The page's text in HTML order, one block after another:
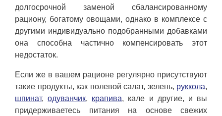
долгосрочной заменой сбалансированному
рациону, богатому овощами, однако в комплексе с
другими индивидуально подобранными добавками
она способна частично компенсировать этот
недостаток.
Если же в вашем рационе регулярно присутствуют
такие продукты, как полевой салат, зелень, руккола,
шпинат,одуванчик, крапива, кале и другие, и вы
придерживаетесь питания на основе свежих